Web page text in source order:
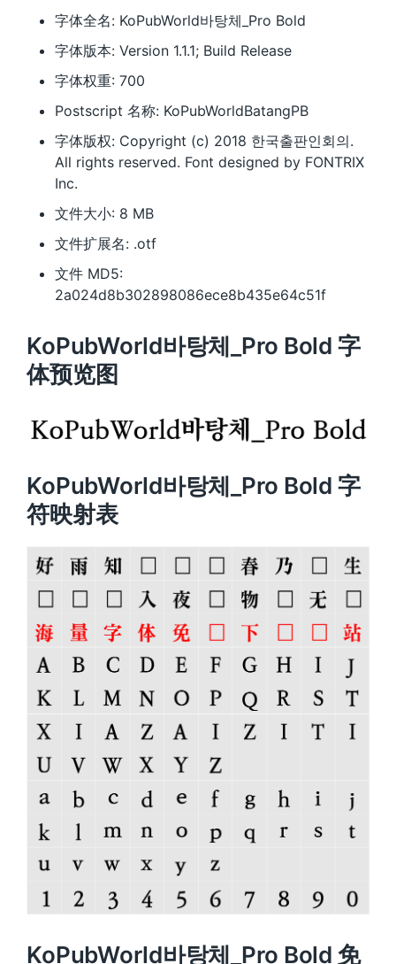
字体全名: KoPubWorld바탕체_Pro Bold
字体版本: Version 1.1.1; Build Release
字体权重: 700
Postscript 名称: KoPubWorldBatangPB
字体版权: Copyright (c) 2018 한국출판인회의.
All rights reserved. Font designed by FONTRIX
Inc.
文件大小: 8 MB
文件扩展名: .otf
文件 MD5:
2a024d8b302898086ece8b435e64c51f
KoPubWorld바탕체_Pro Bold 字
体预览图
KoPubWorld바탕체_Pro Bold 字
符映射表
KoPubWorld바탕체_Pro Bold 免